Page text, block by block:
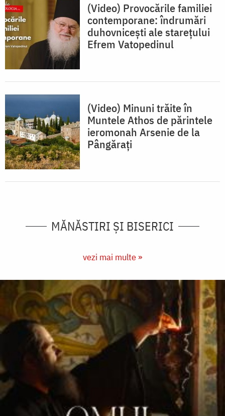
(Video) Provocările familiei
contemporane: îndrumări
duhovnicești ale starețului
Efrem Vatopedinul
(Video) Minuni trăite în
Muntele Athos de părintele
ieromonah Arsenie de la
Pângărați
MĂNĂSTIRI ȘI BISERICI
vezi mai multe »